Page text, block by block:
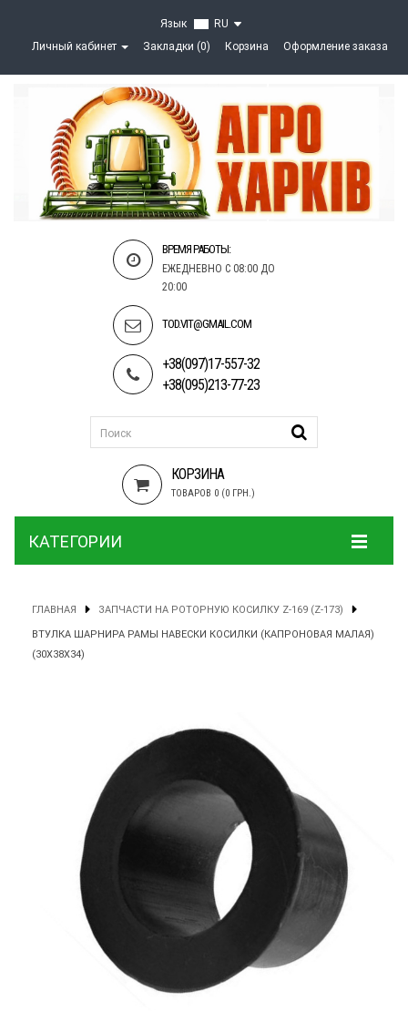
Язык
RU
Личный кабинет
Закладки (0) Корзина Оформление заказа
ВРЕМЯ РАБОТЫ:
ЕЖЕДНЕВНО С 08:00 ДО
20:00
TOD.VIT@GMAIL.COM
+38(097)17-557-32
+38(095)213-77-23
КОРЗИНА
ТОВАРОВ 0 (0 ГРН.)
КАТЕГОРИИ
ГЛАВНАЯ ЗАПЧАСТИ НА РОТОРНУЮ КОСИЛКУ Z-169 (Z-173)
ВТУЛКА ШАРНИРА РАМЫ НАВЕСКИ КОСИЛКИ (КАПРОНОВАЯ МАЛАЯ)
(30Х38Х34)